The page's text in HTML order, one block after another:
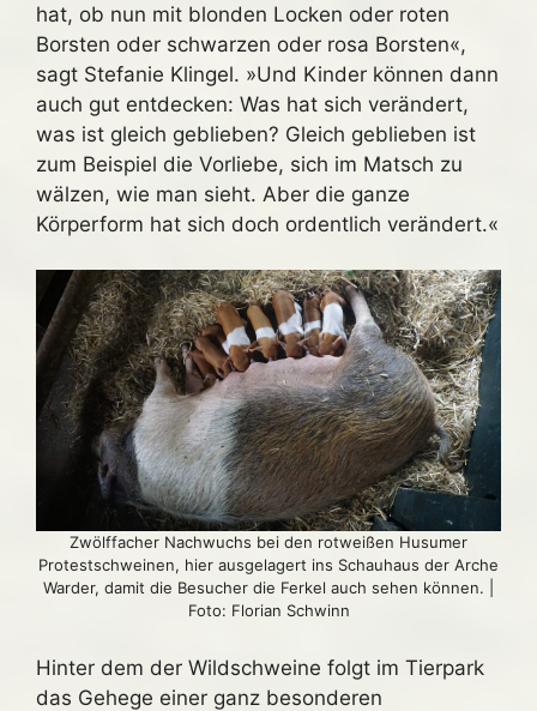
hat, ob nun mit blonden Locken oder roten
Borsten oder schwarzen oder rosa Borsten«,
sagt Stefanie Klingel. »Und Kinder können dann
auch gut entdecken: Was hat sich verändert,
was ist gleich geblieben? Gleich geblieben ist
zum Beispiel die Vorliebe, sich im Matsch zu
wälzen, wie man sieht. Aber die ganze
Körperform hat sich doch ordentlich verändert.«
Zwölffacher Nachwuchs bei den rotweißen Husumer
Protestschweinen, hier ausgelagert ins Schauhaus der Arche
Warder, damit die Besucher die Ferkel auch sehen können. |
Foto: Florian Schwinn
Hinter dem der Wildschweine folgt im Tierpark
das Gehege einer ganz besonderen